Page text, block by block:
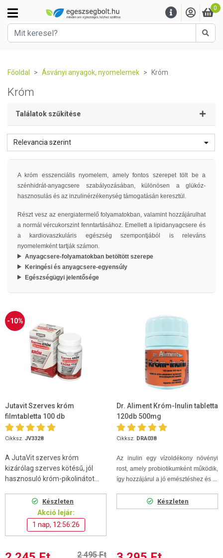
0
Főoldal Ásványi anyagok, nyomelemek Króm
Króm
Találatok szűkítése
Relevancia szerint
A króm esszenciális nyomelem, amely fontos szerepet tölt be a
szénhidrát-anyagcsere szabályozásában, különösen a glükóz-
hasznosulás és az inzulinérzékenység támogatásán keresztül.
Részt vesz az energiatermelő folyamatokban, valamint hozzájárulhat
a normál vércukorszint fenntartásához. Emellett a lipidanyagcsere és
a kardiovaszkuláris egészség szempontjából is releváns
nyomelemként tartják számon.
Anyagcsere-folyamatokban betöltött szerepe
Keringési és anyagcsere-egyensúly
Egészségügyi jelentősége
-10%
Jutavit Szerves króm
filmtabletta 100 db
Cikksz. JV3328
A JutaVit szerves króm
kizárólag szerves kötésű, jól
hasznosuló króm-pikolinátot...
Készleten
Akció lejár:
1 nap, 12:56:25
2 495 Ft
Dr. Aliment Króm-Inulin tabletta
120db 500mg
Cikksz. DRA038
Az inulin egy vízoldékony növényi
rost, amely probiotikumként működik,
így hozzájárul a jó emésztéshez és ...
Készleten